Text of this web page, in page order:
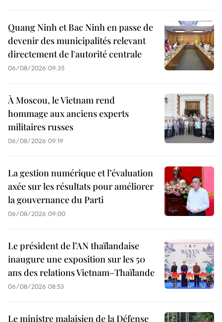
Quang Ninh et Bac Ninh en passe de
devenir des municipalités relevant
directement de l'autorité centrale
06/08/2026 09:35
À Moscou, le Vietnam rend
hommage aux anciens experts
militaires russes
06/08/2026 09:19
La gestion numérique et l’évaluation
axée sur les résultats pour améliorer
la gouvernance du Parti
06/08/2026 09:00
Le président de l’AN thaïlandaise
inaugure une exposition sur les 50
ans des relations Vietnam–Thaïlande
06/08/2026 08:53
Le ministre malaisien de la Défense